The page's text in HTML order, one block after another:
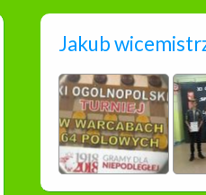
Jakub